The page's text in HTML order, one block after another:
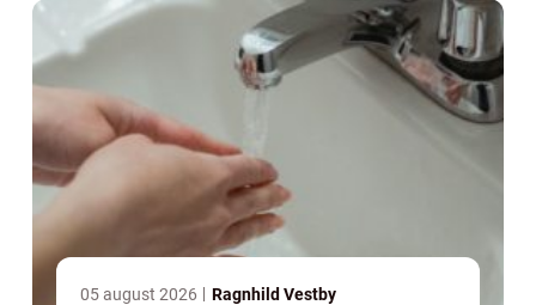
05 august 2026 Ragnhild Vestby